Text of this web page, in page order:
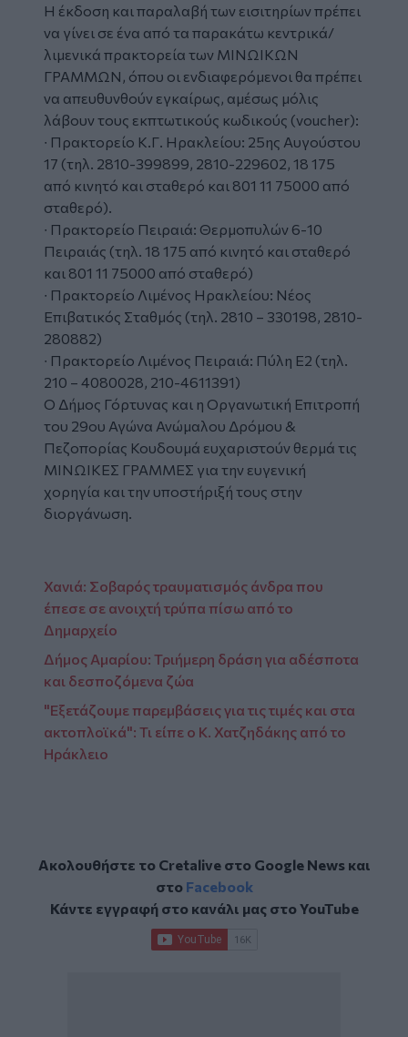
Η έκδοση και παραλαβή των εισιτηρίων πρέπει
να γίνει σε ένα από τα παρακάτω κεντρικά/
λιμενικά πρακτορεία των ΜΙΝΩΙΚΩΝ
ΓΡΑΜΜΩΝ, όπου οι ενδιαφερόμενοι θα πρέπει
να απευθυνθούν εγκαίρως, αμέσως μόλις
λάβουν τους εκπτωτικούς κωδικούς (voucher):
∙ Πρακτορείο Κ.Γ. Ηρακλείου: 25ης Αυγούστου
17 (τηλ. 2810-399899, 2810-229602, 18 175
από κινητό και σταθερό και 801 11 75000 από
σταθερό).
∙ Πρακτορείο Πειραιά: Θερμοπυλών 6-10
Πειραιάς (τηλ. 18 175 από κινητό και σταθερό
και 801 11 75000 από σταθερό)
∙ Πρακτορείο Λιμένος Ηρακλείου: Νέος
Επιβατικός Σταθμός (τηλ. 2810 – 330198, 2810-
280882)
∙ Πρακτορείο Λιμένος Πειραιά: Πύλη Ε2 (τηλ.
210 – 4080028, 210-4611391)
Ο Δήμος Γόρτυνας και η Οργανωτική Επιτροπή
του 29ου Αγώνα Ανώμαλου Δρόμου &
Πεζοπορίας Κουδουμά ευχαριστούν θερμά τις
ΜΙΝΩΙΚΕΣ ΓΡΑΜΜΕΣ για την ευγενική
χορηγία και την υποστήριξή τους στην
διοργάνωση.
Χανιά: Σοβαρός τραυματισμός άνδρα που
έπεσε σε ανοιχτή τρύπα πίσω από το
Δημαρχείο
Δήμος Αμαρίου: Τριήμερη δράση για αδέσποτα
και δεσποζόμενα ζώα
"Εξετάζουμε παρεμβάσεις για τις τιμές και στα
ακτοπλοϊκά": Τι είπε ο Κ. Χατζηδάκης από το
Ηράκλειο
Ακολουθήστε το Cretalive στο Google Newsκαι
στο Facebook
Κάντε εγγραφή στο κανάλι μας στοYouTube